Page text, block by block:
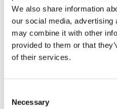
We also share information
our social media, advertising
may combine it with other
provided to them or that
of their services.
Selection
Necessary
Estimated time:
Peça parte OE
Download PDF